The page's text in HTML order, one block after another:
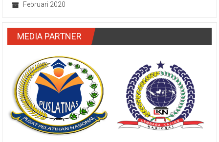
Februari 2020
MEDIA PARTNER